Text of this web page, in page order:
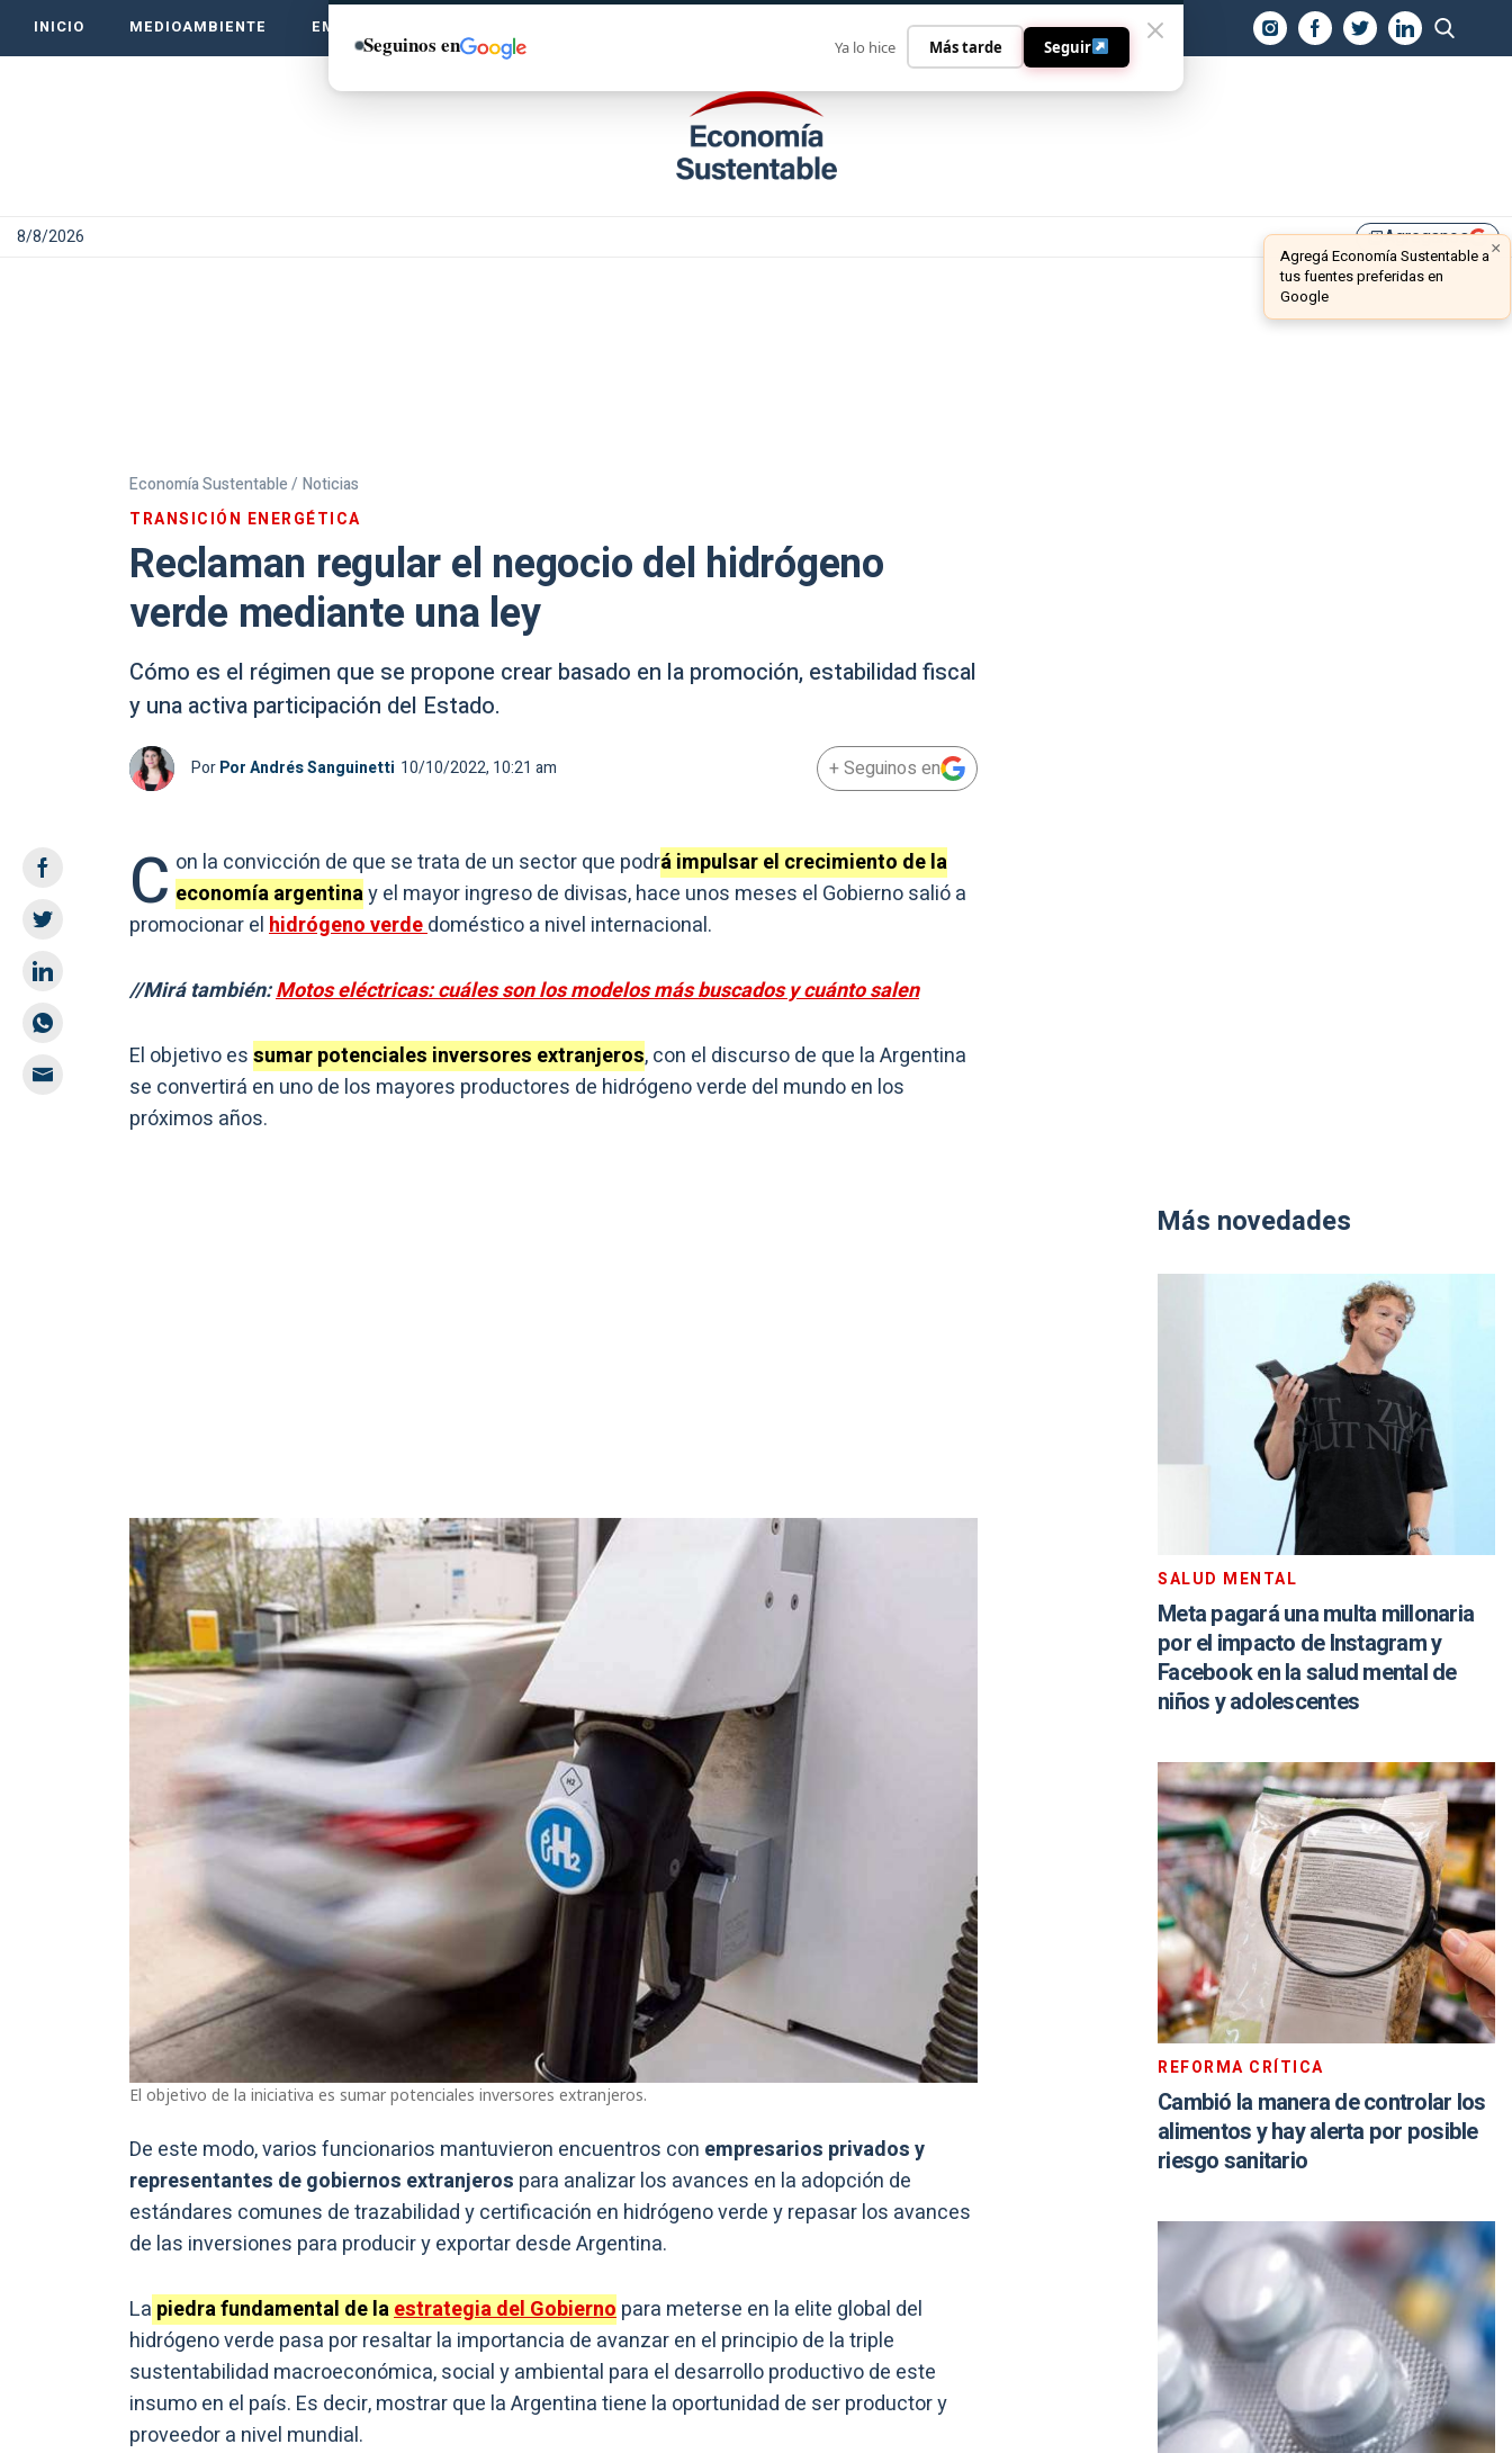
INICIO MEDIOAMBIENTE EMPRENDE VERDE CONTACTO
8/8/2026 library_addAgreganos ×
Agregá Economía Sustentable a
tus fuentes preferidas en
Google
Economía Sustentable / Noticias
TRANSICIÓN ENERGÉTICA
Reclaman regular el negocio del hidrógeno
verde mediante una ley
Cómo es el régimen que se propone crear basado en la promoción, estabilidad fiscal
y una activa participación del Estado.
PorPor Andrés Sanguinetti 10/10/2022, 10:21 am + Seguinos en
C on la convicción de que se trata de un sector que podrá impulsar el crecimiento de la
economía argentinay el mayor ingreso de divisas, hace unos meses el Gobierno salió a
promocionar elhidrógeno verdedoméstico a nivel internacional.
//Mirá también:Motos eléctricas: cuáles son los modelos más buscados y cuánto salen
El objetivo essumar potenciales inversores extranjeros, con el discurso de que la Argentina
se convertirá en uno de los mayores productores de hidrógeno verde del mundo en los
próximos años.
El objetivo de la iniciativa es sumar potenciales inversores extranjeros.
De este modo, varios funcionarios mantuvieron encuentros con empresarios privados y
representantes de gobiernos extranjeros para analizar los avances en la adopción de
estándares comunes de trazabilidad y certificación en hidrógeno verde y repasar los avances
de las inversiones para producir y exportar desde Argentina.
La piedra fundamental de laestrategia del Gobiernopara meterse en la elite global del
hidrógeno verde pasa por resaltar la importancia de avanzar en el principio de la triple
sustentabilidad macroeconómica, social y ambiental para el desarrollo productivo de este
insumo en el país. Es decir, mostrar que la Argentina tiene la oportunidad de ser productor y
proveedor a nivel mundial.
Más novedades
SALUD MENTAL
Meta pagará una multa millonaria
por el impacto de Instagram y
Facebook en la salud mental de
niños y adolescentes
REFORMA CRÍTICA
Cambió la manera de controlar los
alimentos y hay alerta por posible
riesgo sanitario
Seguinos en Ya lo hice Más tarde Seguir